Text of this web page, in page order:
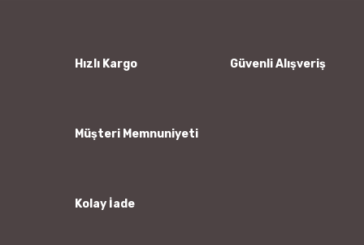
Ürün bilgilerinde hatalar bulunuyor.
Hızlı Kargo Güvenli Alışveriş
Müşteri Memnuniyeti
Kolay İade